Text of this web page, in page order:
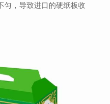
匀，导致进口的硬纸板收